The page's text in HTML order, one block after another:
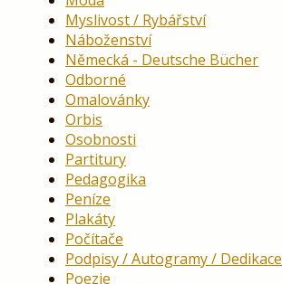
Myslivost / Rybářství
Náboženství
Německá - Deutsche Bücher
Odborné
Omalovánky
Orbis
Osobnosti
Partitury
Pedagogika
Peníze
Plakáty
Počítače
Podpisy / Autogramy / Dedikace
Poezie